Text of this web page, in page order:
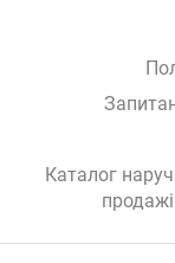
Каталог